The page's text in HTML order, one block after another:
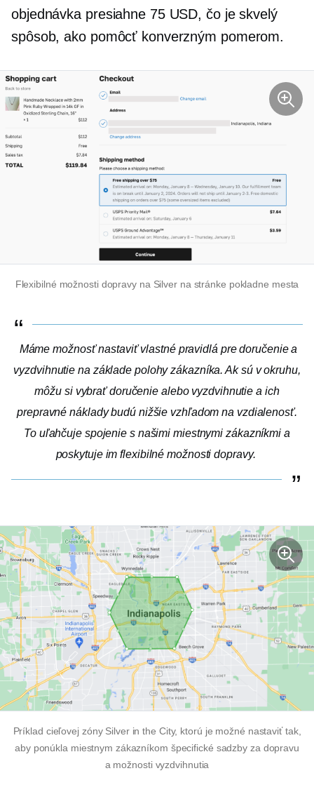
objednávka presiahne 75 USD, čo je skvelý
spôsob, ako pomôcť konverzným pomerom.
Flexibilné možnosti dopravy na Silver na stránke pokladne mesta
Máme možnosť nastaviť vlastné pravidlá pre doručenie a
vyzdvihnutie na základe polohy zákazníka. Ak sú v okruhu,
môžu si vybrať doručenie alebo vyzdvihnutie a ich
prepravné náklady budú nižšie vzhľadom na vzdialenosť.
To uľahčuje spojenie s našimi miestnymi zákazníkmi a
poskytuje im flexibilné možnosti dopravy.
Príklad cieľovej zóny Silver in the City, ktorú je možné nastaviť tak,
aby ponúkla miestnym zákazníkom špecifické sadzby za dopravu
a možnosti vyzdvihnutia